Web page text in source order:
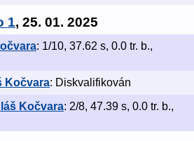
1, 25. 01. 2025
: 1/10, 37.62 s, 0.0 tr. b.,
Kočvara: Diskvalifikován
Kočvara: 2/8, 47.39 s, 0.0 tr. b.,